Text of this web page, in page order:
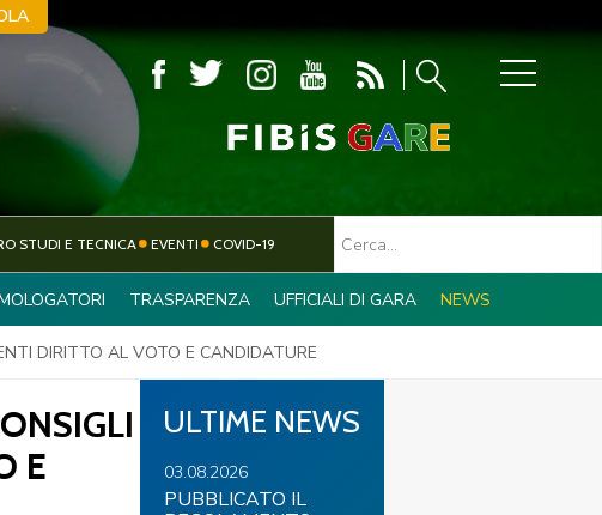
TESSERAMENTO PARALIMPICO
STUDI E TECNICA EVENTI COVID-19
TRASPARENZA UFFICIALI DI GARA NEWS
DIRITTO AL VOTO E CANDIDATURE
E
ULTIME NEWS
03.08.2026
PUBBLICATO IL